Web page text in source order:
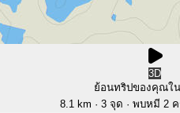
3D
ย้อนทริปของคุณใ
8.1 km · 3 จุด · พบหมี 2